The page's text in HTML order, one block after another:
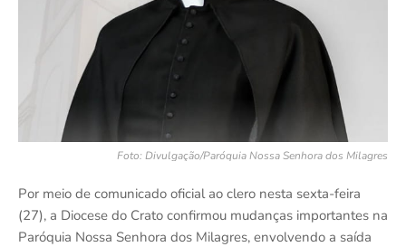
Foto: Divulgação/Paróquia Nossa Senhora dos Milagres
Por meio de comunicado oficial ao clero nesta sexta-feira
(27), a Diocese do Crato confirmou mudanças importantes na
Paróquia Nossa Senhora dos Milagres, envolvendo a saída